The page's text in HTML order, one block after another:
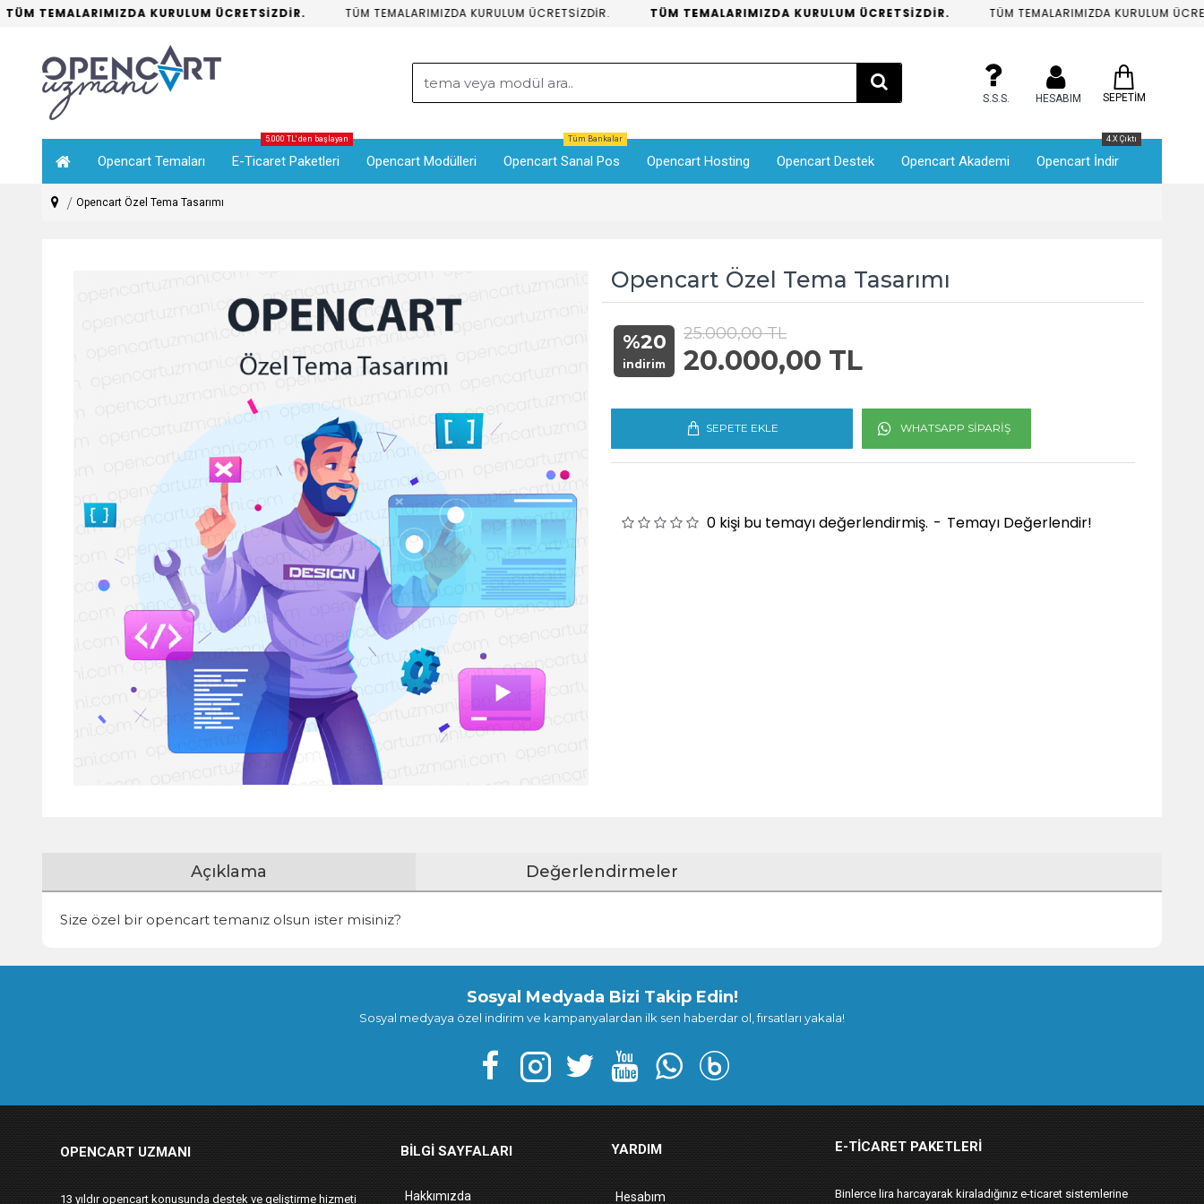
TEMALARIMIZDA KURULUM ÜCRETSİZDİR. TÜM TEMALARIMIZDA KURULUM ÜCRETSİZDİR. TÜM TEMALARIMIZDA KURULUM ÜCRETSİZDİR. TÜM TEMALARIMIZDA KURULUM
S.S.S. HESABIM SEPETİM
Opencart Temaları E-Ticaret Paketleri
5.000 TL' den başlayan
Opencart Modülleri Opencart Sanal Pos
Tüm Bankalar
Opencart Hosting Opencart Destek Opencart Akademi Opencart İndir
4.X Çıktı
Opencart Özel Tema Tasarımı
Opencart Özel Tema Tasarımı
0 kişi bu temayı değerlendirmiş. - Temayı Değerlendir!
%20
indirim 20.000,00 TL
25.000,00 TL
SEPETE EKLE WHATSAPP SIPARIŞ
Açıklama Değerlendirmeler
Size özel bir opencart temanız olsun ister misiniz?
Sosyal Medyada Bizi Takip Edin!
Sosyal medyaya özel indirim ve kampanyalardan ilk sen haberdar ol, fırsatları yakala!
OPENCART UZMANI
13 yıldır opencart konusunda destek ve geliştirme hizmeti
BILGI SAYFALARI
Hakkımızda
YARDIM
Hesabım
E-TICARET PAKETLERI
Binlerce lira harcayarak kiraladığınız e-ticaret sistemlerine